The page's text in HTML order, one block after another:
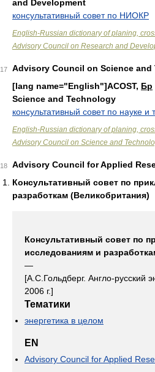
and Development
консультативный совет по НИОКР
English-Russian dictionary of planing,
Advisory Council on Research and
17
Advisory Council on Science and
[lang name="English"]ACOST, Бр
Science and Technology
консультативный совет по науке и
English-Russian dictionary of planing,
Advisory Council on Science and
18
Advisory Council for Applied
Консультативный совет по
разработкам (Великобритания)
Консультативный совет по
исследованиям и
—
[А.С.Гольдберг. Англо-русский
2006 г.]
Тематики
энергетика в целом
EN
Advisory Council for Applied